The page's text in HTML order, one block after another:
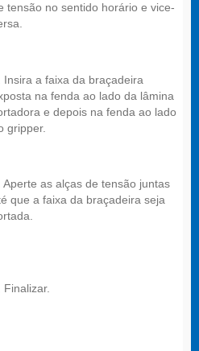
tensão no sentido horário e vice-
Insira a faixa da braçadeira
na fenda ao lado da lâmina
e depois na fenda ao lado
gripper.
Aperte as alças de tensão juntas
que a faixa da braçadeira seja
Finalizar.